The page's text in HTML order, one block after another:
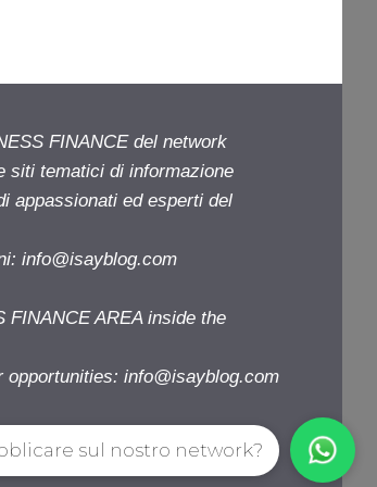
FINANCE del network
siti tematici di informazione
appassionati ed esperti del
info@isayblog.com
AREA inside the
opportunities: info@isayblog.com
sul nostro network?